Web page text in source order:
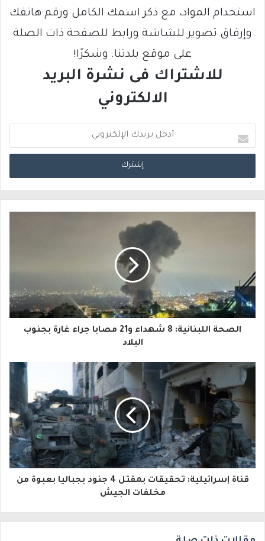
استخدام المواد، مع ذكر اسمك الكامل ورقم هاتفك
وإرفاق تصوير للشاشة ورابط للصفحة ذات الصلة
على موقع بلدتنا. وشكرًا!
للاشتراك فى نشرة البريد
الالكتروني
د
خ
د
ك
ا
إ
ر
و
الصحة اللبنانية: 8 شهداء و21 مصابا جراء غارة بجنوب
البلاد
قناة إسرائيلية: تحقيقات بمقتل 4 جنود بجباليا بعبوة من
مخلفات الجيش